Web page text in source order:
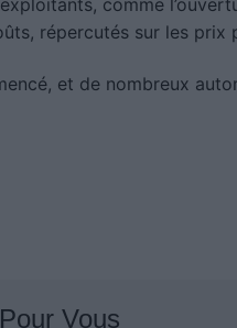
comme
répercutés sur les prix
et de nombreux
Vous